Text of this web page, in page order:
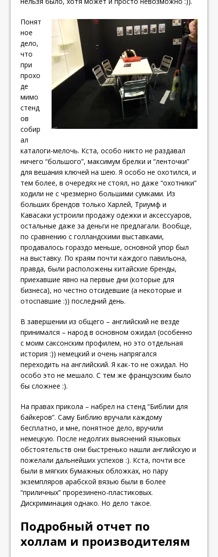
Понят
ное
дело,
что
при
прохо
де
мимо
стенд
ов
собир
ал
каталоги-мелочь. Кста, особо никто не раздавал
ничего “большого”, максимум брелки и “ленточки”
для вешания ключей на шею. Я особо не охотился, и
тем более, в очередях не стоял, но даже “охотники”
ходили не с чрезмерно большими сумками. Из
больших брендов только Харлей, Триумф и
Кавасаки устроили продажу одежки и аксессуаров,
остальные даже за деньги не предлагали. Вообще,
по сравнению с голландскими выставками,
продавалось гораздо меньше, основной упор был
на выставку. По краям почти каждого павильона,
правда, были расположены китайские бренды,
приехавшие явно на первые дни (которые для
бизнеса), но честно отсидевшие (а некоторые и
отоспавшие :)) последний день.
В завершении из общего – английский не везде
принимался – народ в основном ожидал (особенно
с моим саксонским профилем, но это отдельная
история :)) немецкий и очень напрягался
переходить на английский. Я как-то не ожидал. Но
особо это не мешало. С тем же французским было
бы сложнее :).
На правах прикола – набрел на стенд “Библии для
байкеров”. Саму Библию вручали каждому
бесплатно, и мне, понятное дело, вручили
немецкую. После недолгих выяснений языковых
обстоятельств они быстренько нашли английскую и
пожелали дальнейших успехов :). Кста, почти все
были в мягких бумажных обложках, но пару
экземпляров арабской вязью были в более
“приличных” прорезинено-пластиковых.
Дискриминация однако. Но дело такое.
Подробный отчет по
холлам и производителям